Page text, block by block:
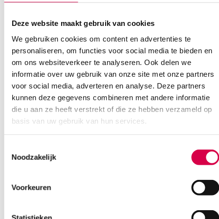
Deze website maakt gebruik van cookies
We gebruiken cookies om content en advertenties te
personaliseren, om functies voor social media te bieden en
om ons websiteverkeer te analyseren. Ook delen we
informatie over uw gebruik van onze site met onze partners
voor social media, adverteren en analyse. Deze partners
kunnen deze gegevens combineren met andere informatie
die u aan ze heeft verstrekt of die ze hebben verzameld op
basis van uw gebruik van hun services.
Noodzakelijk
Voorkeuren
Ook interessant